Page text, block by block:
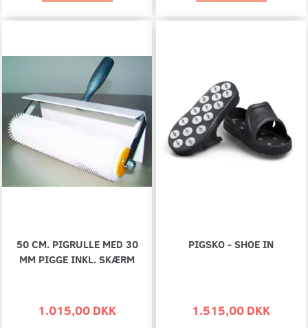
50 CM. PIGRULLE MED 30
MM PIGGE INKL. SKÆRM
1.015,00 DKK
PIGSKO - SHOE IN
1.515,00 DKK